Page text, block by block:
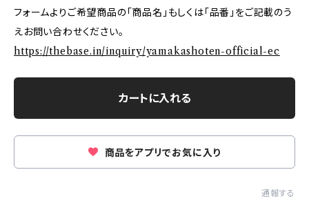
フォームよりご希望商品の「商品名」もしくは「品番」をご記載のう
えお問い合わせください。
https://thebase.in/inquiry/yamakashoten-official-ec
カートに入れる
商品をアプリでお気に入り
通報する